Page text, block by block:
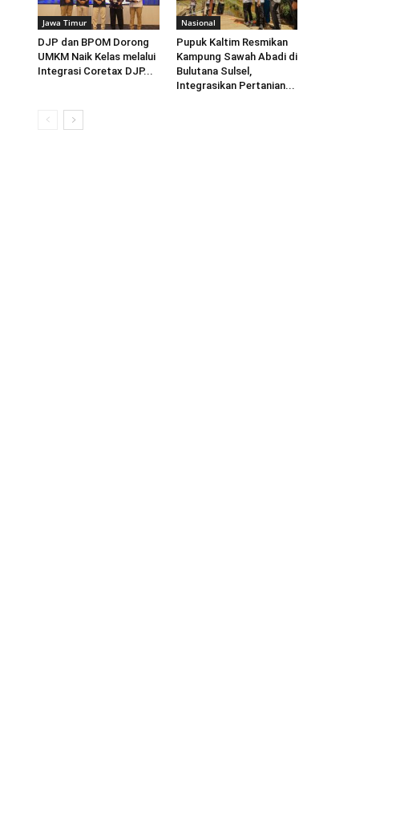
Jawa Timur
DJP dan BPOM Dorong
UMKM Naik Kelas melalui
Integrasi Coretax DJP...
Nasional
Pupuk Kaltim Resmikan
Kampung Sawah Abadi di
Bulutana Sulsel,
Integrasikan Pertanian...